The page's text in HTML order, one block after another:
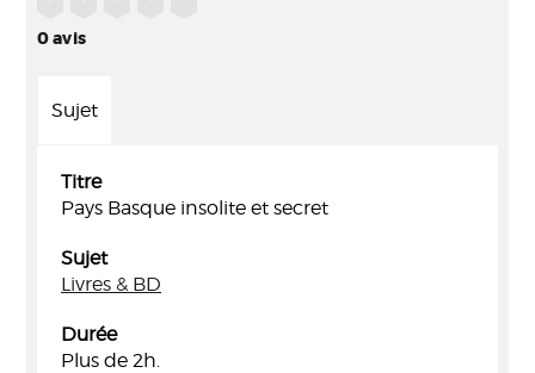
0avis
Sujet
Titre
Pays Basque insolite et secret
Sujet
Livres & BD
Durée
Plus de 2h.